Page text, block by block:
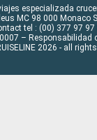
especializada
MC 98 000 Monaco
tel : (00) 377 97 97
– Responsabilidad
2026 - all